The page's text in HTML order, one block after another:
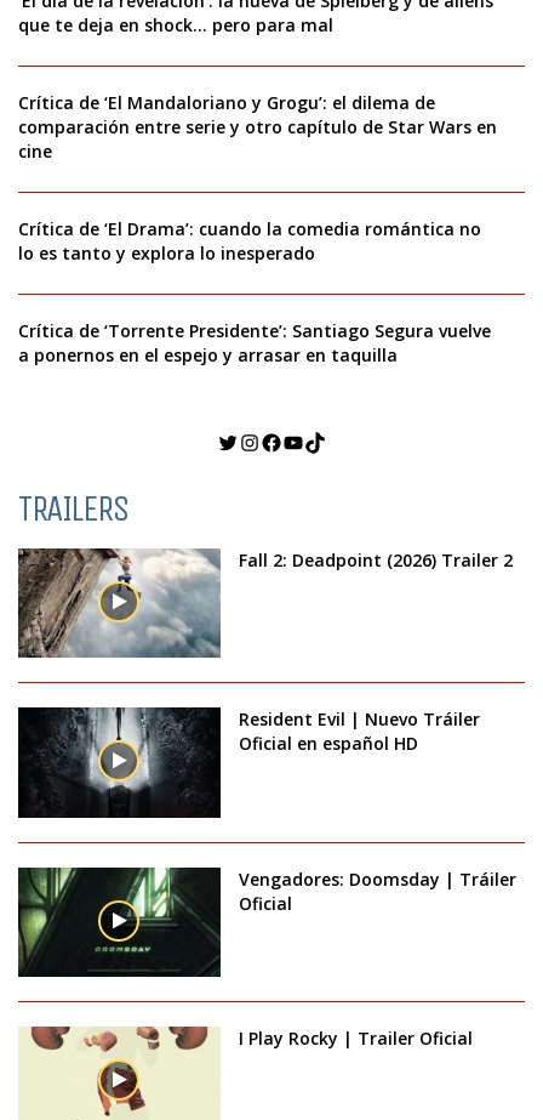
que te deja en shock… pero para mal
Crítica de ‘El Mandaloriano y Grogu’: el dilema de
comparación entre serie y otro capítulo de Star Wars en
cine
Crítica de ‘El Drama’: cuando la comedia romántica no
lo es tanto y explora lo inesperado
Crítica de ‘Torrente Presidente’: Santiago Segura vuelve
a ponernos en el espejo y arrasar en taquilla
Twitter
Instagram
Facebook
YouTube
TikTok
TRAILERS
Fall 2: Deadpoint (2026) Trailer 2
Resident Evil | Nuevo Tráiler
Oficial en español HD
Vengadores: Doomsday | Tráiler
Oficial
I Play Rocky | Trailer Oficial